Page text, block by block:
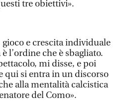
tre obiettivi».
e crescita individuale
l’ordine che è sbagliato.
mi disse, e poi
qui si entra in un discorso
alla mentalità calcistica
del Como».